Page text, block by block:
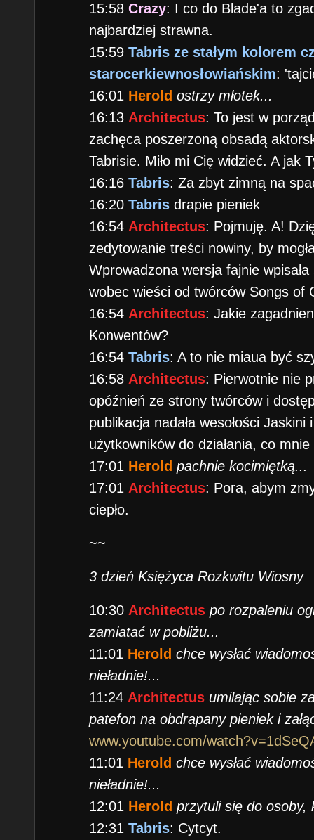
15:58Crazy: I co do Blade'a to
najbardziej strawna.
15:59Tabris ze stałym kolorem
starocerkiewnosłowiańskim:
16:01 Herold ostrzy młotek...
16:13 Architectus: To jest w
zachęca poszerzoną obsadą
Tabrisie. Miło mi Cię widzieć. A jak
16:16Tabris: Za zbyt zimną na
16:20Tabris drapie pieniek
16:54 Architectus: Pojmuję. A!
zedytowanie treści nowiny, by
Wprowadzona wersja fajnie
wobec wieści od twórców Songs of
16:54 Architectus: Jakie
Konwentów?
16:54Tabris: A to nie miaua być
16:58 Architectus: Pierwotnie nie
opóźnień ze strony twórców i
publikacja nadała wesołości
użytkowników do działania, co
17:01 Herold pachnie kocimiętką...
17:01 Architectus: Pora, abym
ciepło.
~~
3 dzień Księżyca Rozkwitu Wiosny
10:30 Architectus po rozpaleniu
zamiatać w pobliżu...
11:01 Herold chce wysłać
nieładnie!...
11:24 Architectus umilając sobie
patefon na obdrapany pieniek i
www.youtube.com/
11:01 Herold chce wysłać
nieładnie!...
12:01 Herold przytuli się do osoby,
12:31Tabris: Cytcyt.